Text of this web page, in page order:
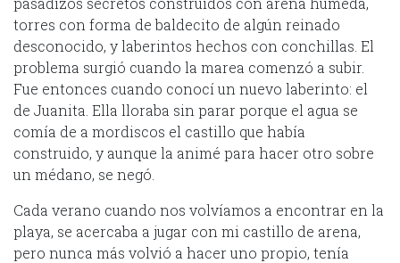
torres con forma de baldecito de algún reinado
desconocido, y laberintos hechos con conchillas. El
problema surgió cuando la marea comenzó a subir.
Fue entonces cuando conocí un nuevo laberinto: el
de Juanita. Ella lloraba sin parar porque el agua se
comía de a mordiscos el castillo que había
construido, y aunque la animé para hacer otro sobre
un médano, se negó.
Cada verano cuando nos volvíamos a encontrar en la
playa, se acercaba a jugar con mi castillo de arena,
pero nunca más volvió a hacer uno propio, tenía